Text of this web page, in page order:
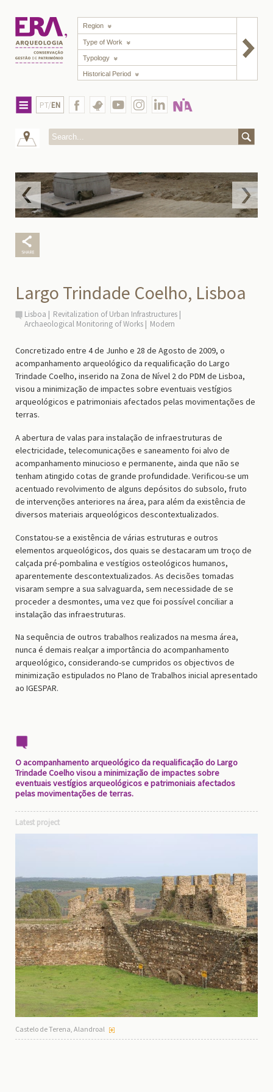
Region
Type of Work
Typology
Historical Period
PT/EN
Largo Trindade Coelho, Lisboa
Lisboa
Revitalization of Urban Infrastructures
Archaeological Monitoring of Works
Modern
Concretizado entre 4 de Junho e 28 de Agosto de 2009, o
acompanhamento arqueológico da requalificação do Largo
Trindade Coelho, inserido na Zona de Nível 2 do PDM de Lisboa,
visou a minimização de impactes sobre eventuais vestígios
arqueológicos e patrimoniais afectados pelas movimentações de
terras.
Aabertura de valas para instalação de infraestruturas de
electricidade, telecomunicações e saneamento foi alvo de
acompanhamento minucioso e permanente, ainda que não se
tenham atingido cotas de grande profundidade. Verificou-se um
acentuado revolvimento de alguns depósitos do subsolo, fruto
de intervenções anteriores na área, para além da existência de
diversos materiais arqueológicos descontextualizados.
Constatou-se a existência de várias estruturas e outros
elementos arqueológicos, dos quais se destacaram um troço de
calçada pré-pombalina e vestígios osteológicos humanos,
aparentemente descontextualizados. As decisões tomadas
visaram sempre a sua salvaguarda, sem necessidade de se
proceder a desmontes, uma vez que foi possível conciliar a
instalação das infraestruturas.
Na sequência de outros trabalhos realizados na mesma área,
nunca é demais realçar a importância do acompanhamento
arqueológico, considerando-se cumpridos os objectivos de
minimização estipulados no Plano de Trabalhos inicial apresentado
ao IGESPAR.
O acompanhamento arqueológico da requalificação do Largo
Trindade Coelho visou a minimização de impactes sobre
eventuais vestígios arqueológicos e patrimoniais afectados
pelas movimentações de terras.
Latest project
Castelo de Terena, Alandroal